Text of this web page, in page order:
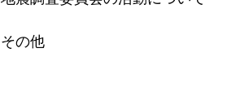
その他